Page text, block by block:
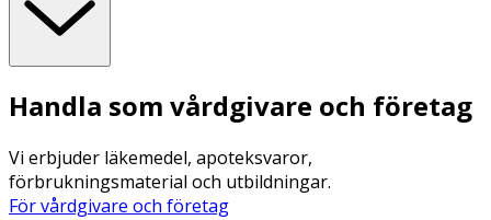
Handla som vårdgivare och företag
Vi erbjuder läkemedel, apoteksvaror,
förbrukningsmaterial och utbildningar.
För vårdgivare och företag